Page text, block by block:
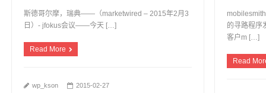
斯德哥尔摩，瑞典——（marketwired – 2015年2月3
日）- jfokus会议——今天 […]
Read More
wp_kson
2015-02-27
的寻路程序
客户m […]
Read